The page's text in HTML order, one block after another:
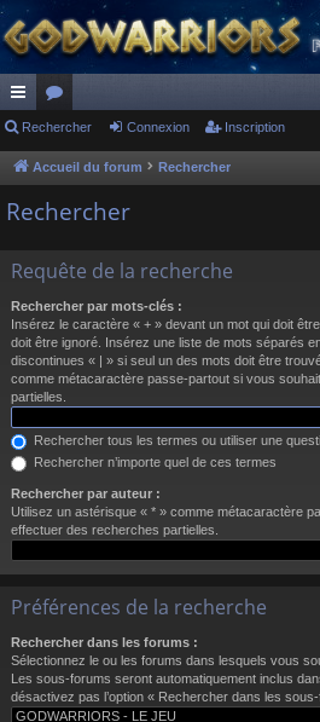
ac
co
ur
s
or
u
m
Rechercher Connexion Inscription
Accueil du forum Rechercher
Rechercher
Requête de la recherche
Rechercher par mots-clés :
Insérez le caractère « + » devant un mot qui doit
doit être ignoré. Insérez une liste de mots séparés
discontinues « | » si seul un des mots doit être
comme métacaractère passe-partout si vous
partielles.
Rechercher tous les termes ou utiliser une
Rechercher n’importe quel de ces termes
Rechercher par auteur :
Utilisez un astérisque « * » comme métacaractère
effectuer des recherches partielles.
Préférences de la recherche
Rechercher dans les forums :
Sélectionnez le ou les forums dans lesquels vous
Les sous-forums seront automatiquement inclus
désactivez pas l’option « Rechercher dans les